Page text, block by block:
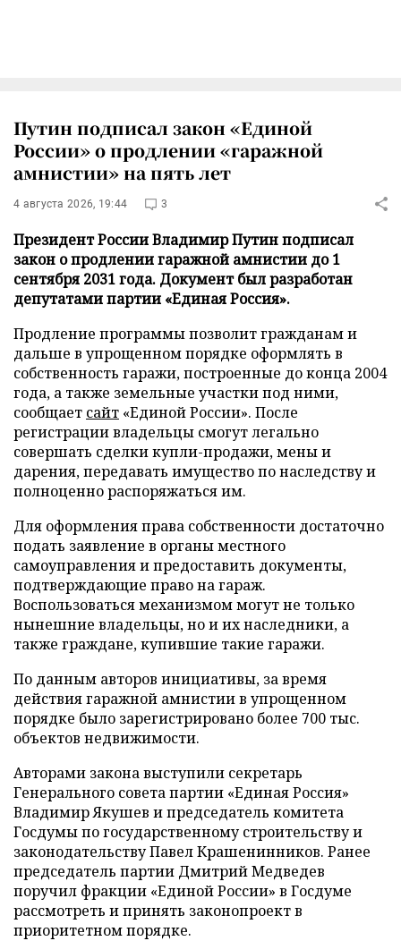
Путин подписал закон «Единой
России» о продлении «гаражной
амнистии» на пять лет
4 августа 2026, 19:44 3
Президент России Владимир Путин подписал
закон о продлении гаражной амнистии до 1
сентября 2031 года. Документ был разработан
депутатами партии «Единая Россия».
Продление программы позволит гражданам и
дальше в упрощенном порядке оформлять в
собственность гаражи, построенные до конца 2004
года, а также земельные участки под ними,
сообщает сайт «Единой России». После
регистрации владельцы смогут легально
совершать сделки купли-продажи, мены и
дарения, передавать имущество по наследству и
полноценно распоряжаться им.
Для оформления права собственности достаточно
подать заявление в органы местного
самоуправления и предоставить документы,
подтверждающие право на гараж.
Воспользоваться механизмом могут не только
нынешние владельцы, но и их наследники, а
также граждане, купившие такие гаражи.
По данным авторов инициативы, за время
действия гаражной амнистии в упрощенном
порядке было зарегистрировано более 700 тыс.
объектов недвижимости.
Авторами закона выступили секретарь
Генерального совета партии «Единая Россия»
Владимир Якушев и председатель комитета
Госдумы по государственному строительству и
законодательству Павел Крашенинников. Ранее
председатель партии Дмитрий Медведев
поручил фракции «Единой России» в Госдуме
рассмотреть и принять законопроект в
приоритетном порядке.